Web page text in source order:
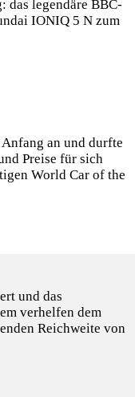
das legendäre BBC-
IONIQ 5 N zum
an und durfte
Preise für sich
World Car of the
und das
verhelfen dem
Reichweite von